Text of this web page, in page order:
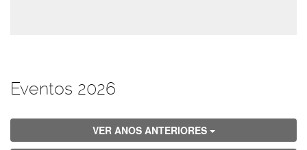
Eventos 2026
VER ANOS ANTERIORES